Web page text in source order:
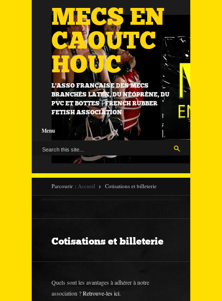
MECS EN
CAOUTC
HOUC
L'ASSO FRANÇAISE DES MECS
BRANCHÉS LATEX, DU NÉOPRÈNE, DU
PVC ET BOTTES | FRENCH RUBBER
FETISH ASSOCIATION
Menu
Parcourir : Accueil Cotisations et billeterie
Cotisations et billeterie
Quels sont les avantages à adhérer à notre
association ?Retrouve-les ici.